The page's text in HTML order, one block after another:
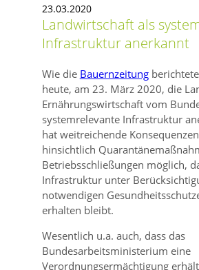
23.03.2020
Landwirtschaft als
Infrastruktur anerkannt
Wie die Bauernzeitung
heute, am 23. März 2020, die
Ernährungswirtschaft vom
systemrelevante Infrastruktur
hat weitreichende
hinsichtlich
Betriebsschließungen möglich,
Infrastruktur unter
notwendigen
erhalten bleibt.
Wesentlich u.a. auch, dass das
Bundesarbeitsministerium eine
Verordnungsermächtigung